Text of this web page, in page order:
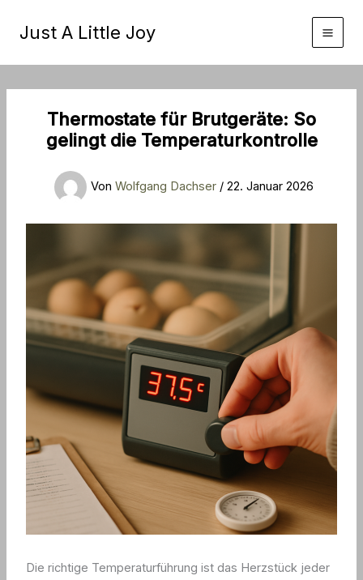
InhaltJust A Little Joy
Thermostate für Brutgeräte: So
gelingt die Temperaturkontrolle
Von Wolfgang Dachser / 22. Januar 2026
Die richtige Temperaturführung ist das Herzstück jeder